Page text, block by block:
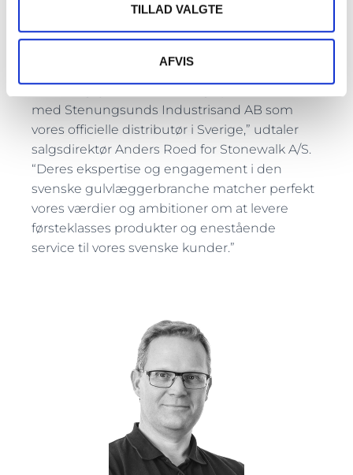
TILLAD VALGTE
AFVIS
“Vi er begejstrede for at indgå partnerskab
med Stenungsunds Industrisand AB som
vores officielle distributør i Sverige,” udtaler
salgsdirektør Anders Roed for Stonewalk A/S.
“Deres ekspertise og engagement i den
svenske gulvlæggerbranche matcher perfekt
vores værdier og ambitioner om at levere
førsteklasses produkter og enestående
service til vores svenske kunder.”